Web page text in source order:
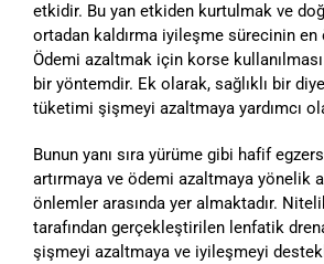
etkidir. Bu yan etkiden kurtulmak ve
ortadan kaldırma iyileşme sürecinin en
Ödemi azaltmak için korse
bir yöntemdir. Ek olarak, sağlıklı bir
tüketimi şişmeyi azaltmaya yardımcı
Bunun yanı sıra yürüme gibi hafif
artırmaya ve ödemi azaltmaya yönelik
önlemler arasında yer almaktadır.
tarafından gerçekleştirilen lenfatik
şişmeyi azaltmaya ve iyileşmeyi